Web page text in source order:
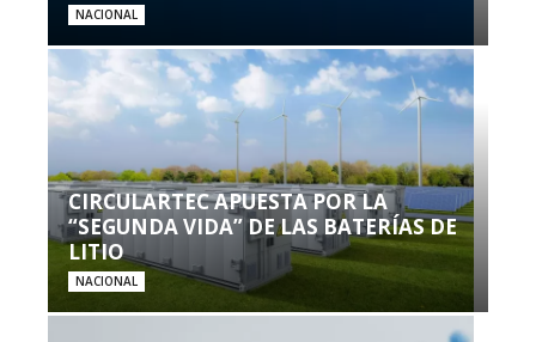
NACIONAL
CIRCULARTEC APUESTA POR LA
“SEGUNDA VIDA” DE LAS BATERÍAS DE
LITIO
NACIONAL